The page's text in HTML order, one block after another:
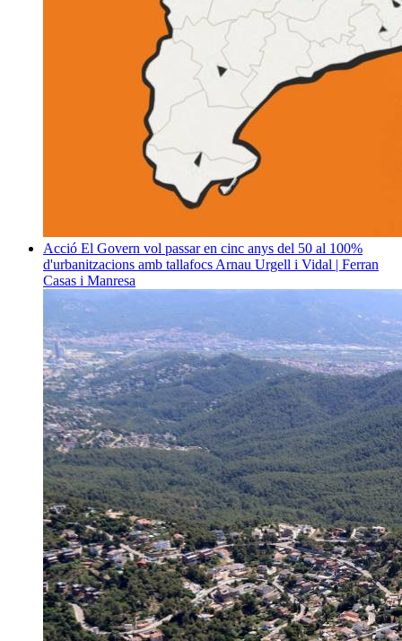
Acció El Govern vol passar en cinc anys del 50 al 100%
d'urbanitzacions amb tallafocs Arnau Urgell i Vidal | Ferran
Casas i Manresa